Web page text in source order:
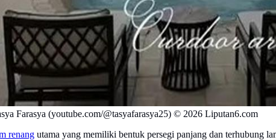
Farasya (youtube.com/@tasyafarasya25) © 2026 Liputan6.com
renang utama yang memiliki bentuk persegi panjang dan terhubung